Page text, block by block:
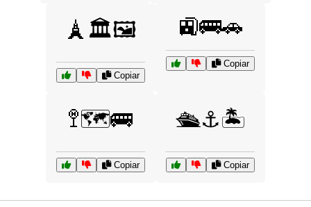
🗼🏛️🖼️
Copiar
🚉🚌🚗
Copiar
🚏🗺️🚌
Copiar
🛳️⚓🏝️
Copiar